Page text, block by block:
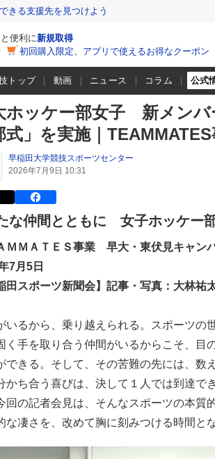
きる支援先を見つけよう
と便利に新規取得
初回購入限定、アプリで使えるお得なクーポン
トップ 動画 ニュース コラム 公式
ホッケー部女子 新メンバ
式」を実施｜
早稲田大学競技スポーツセンター
2026年7月9日 10:31
な仲間とともに 女子ホッケー
ＭＭＡＴＥＳ事業 早大・東伏見キャン
7月5日
田スポーツ新聞会】記事・写真：大林祐
いるから、乗り越えられる。スポーツの
く手を取り合う仲間がいるからこそ、目
できる。そして、その苦難の先には、数
かち合う喜びは、決して１人では到達で
回の記者会見は、そんなスポーツの本質
な凄さを、改めて胸に刻みつける時間と